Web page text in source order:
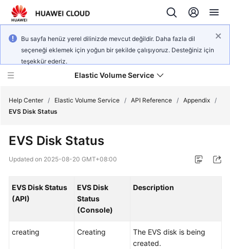
Bu sayfa henüz yerel dilinizde mevcut değildir. Daha fazla dil
seçeneği eklemek için yoğun bir şekilde çalışıyoruz. Desteğiniz için
teşekkür ederiz.
Elastic Volume Service
New
Getting
User
Help Center / Elastic Volume Service / API Reference / Appendix /
EVS Disk Status
EVS Disk Status
Updated on 2025-08-20 GMT+08:00
EVS Disk Status
(API)
EVS Disk
Status
(Console)
Description
creating Creating
The EVS disk is being
created.